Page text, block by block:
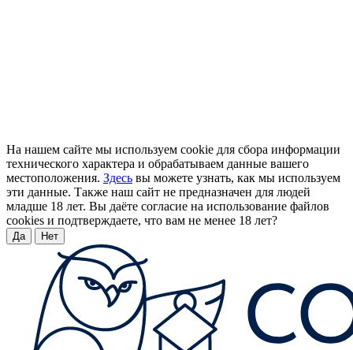
На нашем сайте мы используем cookie для сбора информации
технического характера и обрабатываем данные вашего
местоположения. Здесь вы можете узнать, как мы используем
эти данные. Также наш сайт не предназначен для людей
младше 18 лет. Вы даёте согласие на использование файлов
cookies и подтверждаете, что вам не менее 18 лет?
Да Нет